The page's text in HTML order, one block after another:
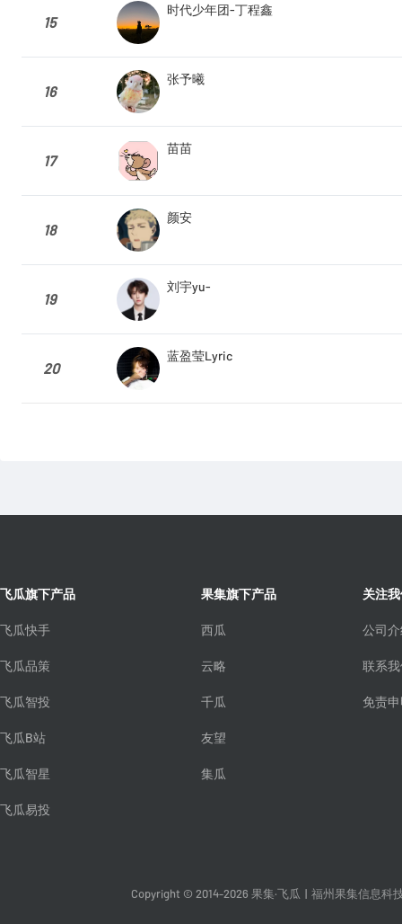
15
时代少年团-丁程鑫
16
张予曦
17
苗苗
18
颜安
19
刘宇yu-
20
蓝盈莹Lyric
飞瓜旗下产品
飞瓜快手
飞瓜品策
飞瓜智投
飞瓜B站
飞瓜智星
飞瓜易投
果集旗下产品
西瓜
云略
千瓜
友望
集瓜
关注
公司
联系
免责
Copyright © 2014-2026 果集·飞瓜 福州果集信息科